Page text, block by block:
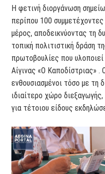
Η φετινή διοργάνωση
περίπου 100
μέρος, αποδεικνύοντας τη
τοπική πολιτιστική δράση
πρωτοβουλίες που
Αίγινας «Ο Καποδίστριας»
ενθουσιασμένοι τόσο με τη
ιδιαίτερο χώρο
για τέτοιου είδους